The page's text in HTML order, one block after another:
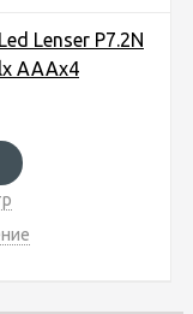
Lenser P7.2N
AAAx4